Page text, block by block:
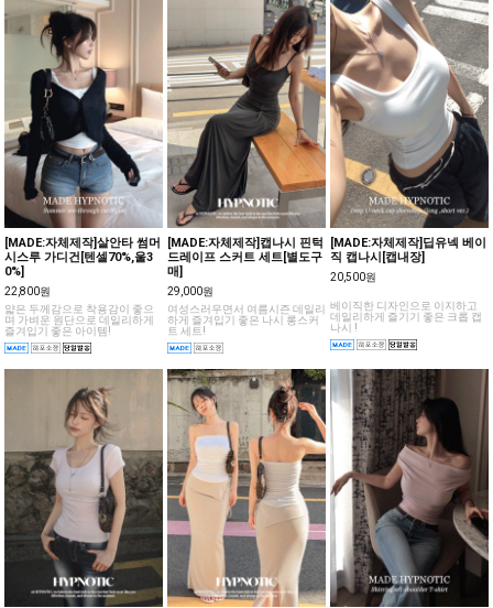
[MADE:자체제작]살안타 썸머
시스루 가디건[텐셀70%,울3
0%]
22,800원
얇은 두께감으로 착용감이 좋으
며 가벼운 원단으로 데일리하게
즐겨입기 좋은 아이템!
[MADE:자체제작]캡나시 핀턱
드레이프 스커트 세트[별도구
매]
29,000원
여성스러우면서 여름시즌 데일리
하게 즐겨입기 좋은 나시 롱스커
트 세트!
[MADE:자체제작]딥유넥 베이
직 캡나시[캡내장]
베이직한 디자인으로 이지하고
데일리하게 즐기기 좋은 크롭 캡
나시 !